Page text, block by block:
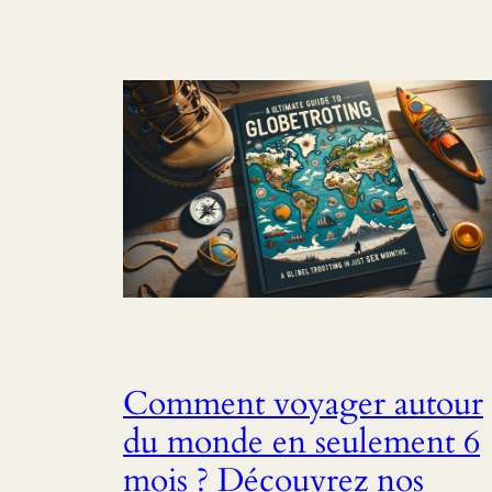
Comment voyager autour
du monde en seulement 6
mois ? Découvrez nos